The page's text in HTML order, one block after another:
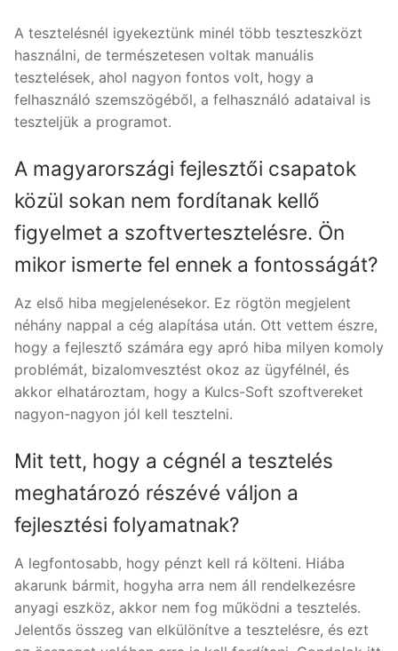
A tesztelésnél igyekeztünk minél több teszteszközt
használni, de természetesen voltak manuális
tesztelések, ahol nagyon fontos volt, hogy a
felhasználó szemszögéből, a felhasználó adataival is
teszteljük a programot.
A magyarországi fejlesztői csapatok
közül sokan nem fordítanak kellő
figyelmet a szoftvertesztelésre. Ön
mikor ismerte fel ennek a fontosságát?
Az első hiba megjelenésekor. Ez rögtön megjelent
néhány nappal a cég alapítása után. Ott vettem észre,
hogy a fejlesztő számára egy apró hiba milyen komoly
problémát, bizalomvesztést okoz az ügyfélnél, és
akkor elhatároztam, hogy a Kulcs-Soft szoftvereket
nagyon-nagyon jól kell tesztelni.
Mit tett, hogy a cégnél a tesztelés
meghatározó részévé váljon a
fejlesztési folyamatnak?
A legfontosabb, hogy pénzt kell rá költeni. Hiába
akarunk bármit, hogyha arra nem áll rendelkezésre
anyagi eszköz, akkor nem fog működni a tesztelés.
Jelentős összeg van elkülönítve a tesztelésre, és ezt